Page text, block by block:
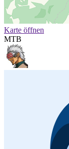
Karte öffnen
MTB